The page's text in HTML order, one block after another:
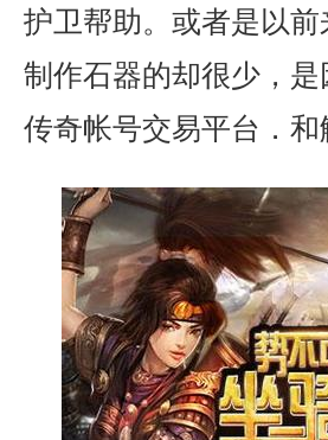
护卫帮助。或者是以
制作石器的却很少，
传奇帐号交易平台．